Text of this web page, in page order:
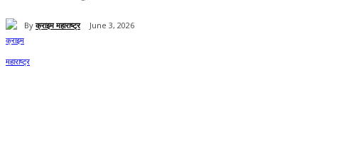
By क्राइम महाराष्ट्र June 3, 2026